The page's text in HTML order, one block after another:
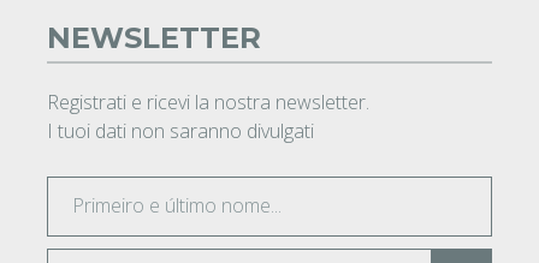
NEWSLETTER
Registrati e ricevi la nostra newsletter.
I tuoi dati non saranno divulgati